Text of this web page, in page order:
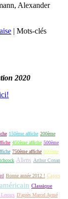
Alexander
| Mots-clés
2020
150ème affiche 200ème
450ème affiche 500ème
750ème affiche 800ème
Aliens Arthur Conan
Bonne année 2012 ! Capes
Classique
Leroux D'après Marcel Aymé